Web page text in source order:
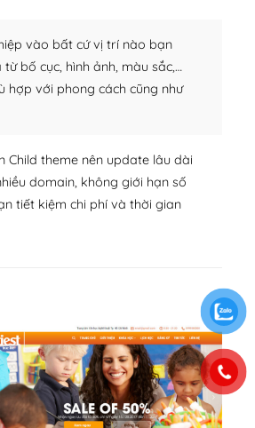
vào bất cứ vị trí nào bạn
bố cục, hình ảnh, màu sắc,…
hợp với phong cách cũng như
Child theme nên update lâu dài
domain, không giới hạn số
tiết kiệm chi phí và thời gian